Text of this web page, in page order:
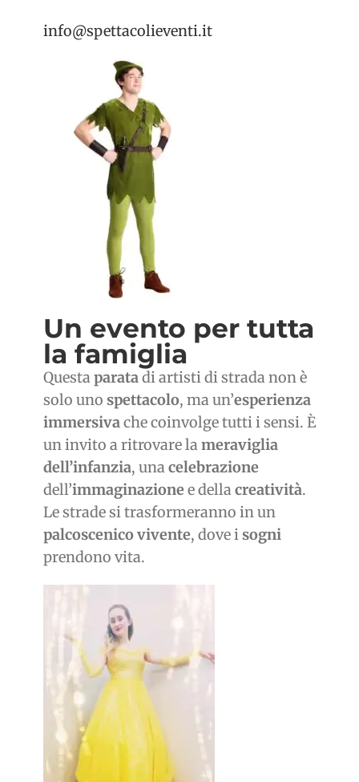
info@spettacolieventi.it
Un evento per tutta
la famiglia
Questaparatadi artisti di strada non è
solo uno spettacolo, ma un’esperienza
immersivache coinvolge tutti i sensi. È
un invito a ritrovare lameraviglia
dell’infanzia, unacelebrazione
dell’immaginazione e dellacreatività.
Le strade si trasformeranno in un
palcoscenico vivente, dove isogni
prendono vita.